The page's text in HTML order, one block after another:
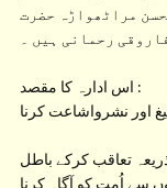
مراٹھواڑہ حضرت
رحمانی ہیں ۔
اس ادارہ کا مقصد :
اور نشرواشاعت کرنا
تعاقب کرکے باطل
سے اُمت کو آگاہ کرنا